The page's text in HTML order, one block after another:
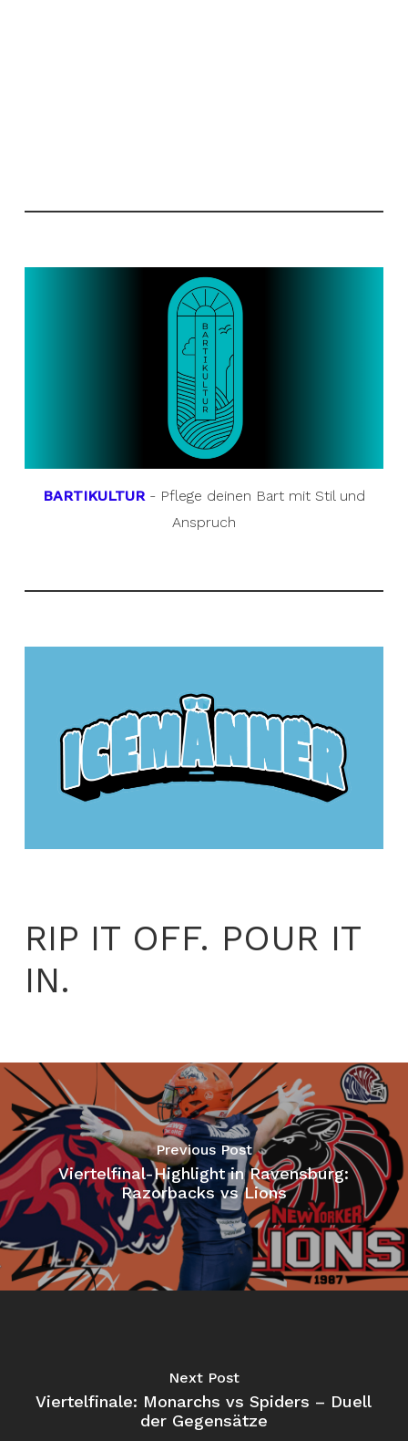
BARTIKULTUR- Pflege deinen Bart mit Stil und
Anspruch
RIP IT OFF. POUR IT
IN.
Previous Post
Viertelfinal-Highlight in Ravensburg:
Razorbacks vs Lions
Next Post
Viertelfinale: Monarchs vs Spiders – Duell
der Gegensätze